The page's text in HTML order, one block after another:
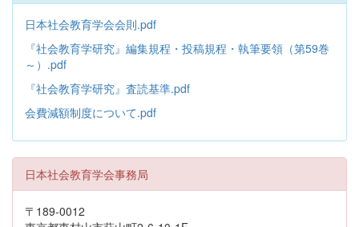
日本社会教育学会会則.pdf
『社会教育学研究』編集規程・投稿規程・執筆要領（第59巻
～）.pdf
『社会教育学研究』査読基準.pdf
会費減額制度について.pdf
日本社会教育学会事務局
〒189-0012